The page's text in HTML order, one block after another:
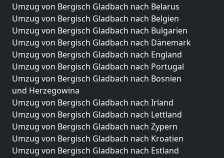
Umzug von Bergisch Gladbach nach Belarus
Umzug von Bergisch Gladbach nach Belgien
Umzug von Bergisch Gladbach nach Bulgarien
Umzug von Bergisch Gladbach nach Dänemark
Umzug von Bergisch Gladbach nach England
Umzug von Bergisch Gladbach nach Portugal
Umzug von Bergisch Gladbach nach Bosnien
und Herzegowina
Umzug von Bergisch Gladbach nach Irland
Umzug von Bergisch Gladbach nach Lettland
Umzug von Bergisch Gladbach nach Zypern
Umzug von Bergisch Gladbach nach Kroatien
Umzug von Bergisch Gladbach nach Estland